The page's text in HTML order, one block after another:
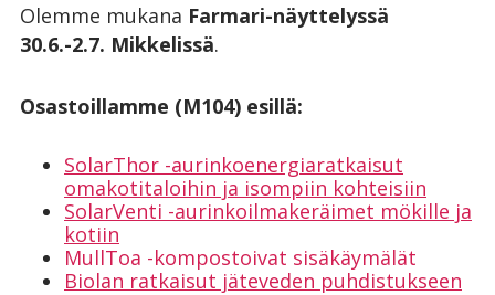
Olemme mukana Farmari-näyttelyssä
30.6.-2.7. Mikkelissä.
Osastoillamme (M104) esillä:
SolarThor -aurinkoenergiaratkaisut
omakotitaloihin ja isompiin kohteisiin
SolarVenti -aurinkoilmakeräimet mökille ja
kotiin
MullToa -kompostoivat sisäkäymälät
Biolan ratkaisut jäteveden puhdistukseen